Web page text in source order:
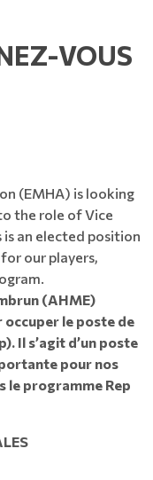
VOUS
(EMHA) is looking
the role of Vice
is an elected position
our players,
(AHME)
occuper le poste de
Il s’agit d’un poste
pour nos
le programme Rep